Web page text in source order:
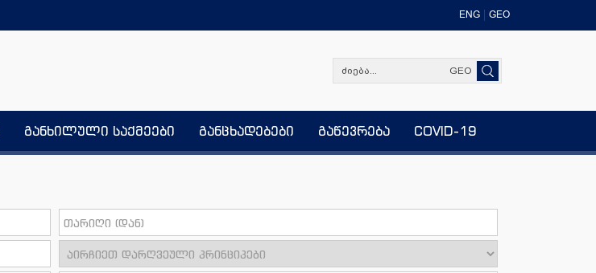
ENG GEO
GEO
განხილული საქმეები განცხადებები გაწევრება COVID-19